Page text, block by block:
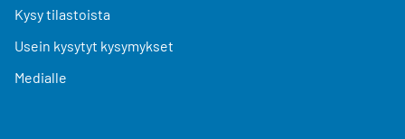
Kysy tilastoista
Usein kysytyt kysymykset
Medialle